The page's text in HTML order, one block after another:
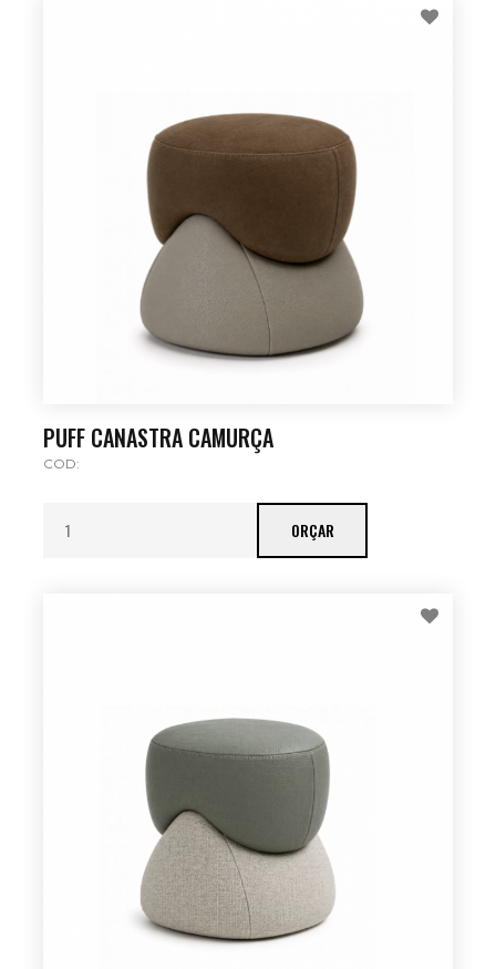
PUFF CANASTRA CAMURÇA
COD:
ORÇAR